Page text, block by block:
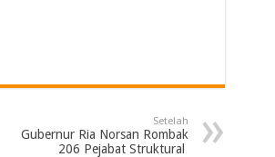
Setelah
Gubernur Ria Norsan Rombak
206 Pejabat Struktural